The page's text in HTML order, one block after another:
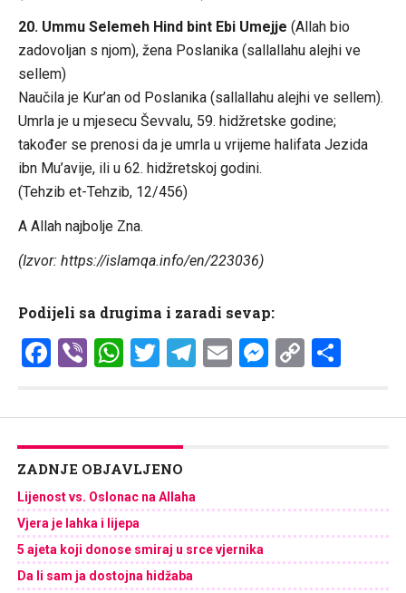
20. Ummu Selemeh Hind bint Ebi Umejje (Allah bio
zadovoljan s njom), žena Poslanika (sallallahu alejhi ve
sellem)
Naučila je Kur’an od Poslanika (sallallahu alejhi ve sellem).
Umrla je u mjesecu Ševvalu, 59. hidžretske godine;
također se prenosi da je umrla u vrijeme halifata Jezida
ibn Mu’avije, ili u 62. hidžretskoj godini.
(Tehzib et-Tehzib, 12/456)
A Allah najbolje Zna.
(Izvor: https://islamqa.info/en/223036)
Podijeli sa drugima i zaradi sevap:
Facebook
ViberWhatsApp
Twitter
Telegram
EmailCopy
ZADNJE OBJAVLJENO
Lijenost vs. Oslonac na Allaha
Vjera je lahka i lijepa
5 ajeta koji donose smiraj u srce vjernika
Da li sam ja dostojna hidžaba